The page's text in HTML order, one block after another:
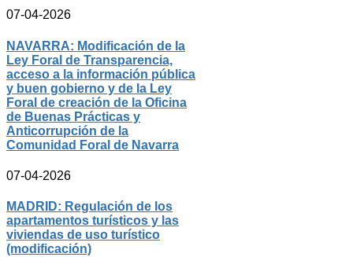
07-04-2026
NAVARRA: Modificación de la
Ley Foral de Transparencia,
acceso a la información pública
y buen gobierno y de la Ley
Foral de creación de la Oficina
de Buenas Prácticas y
Anticorrupción de la
Comunidad Foral de Navarra
07-04-2026
MADRID: Regulación de los
apartamentos turísticos y las
viviendas de uso turístico
(modificación)